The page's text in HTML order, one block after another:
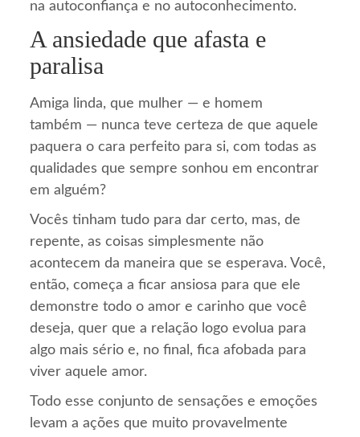
na autoconfiança e no autoconhecimento.
A ansiedade que afasta e
paralisa
Amiga linda, que mulher — e homem
também — nunca teve certeza de que aquele
paquera o cara perfeito para si, com todas as
qualidades que sempre sonhou em encontrar
em alguém?
Vocês tinham tudo para dar certo, mas, de
repente, as coisas simplesmente não
acontecem da maneira que se esperava. Você,
então, começa a ficar ansiosa para que ele
demonstre todo o amor e carinho que você
deseja, quer que a relação logo evolua para
algo mais sério e, no final, fica afobada para
viver aquele amor.
Todo esse conjunto de sensações e emoções
levam a ações que muito provavelmente